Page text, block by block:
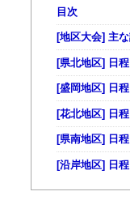
目次
[地区大会] 主
[県北地区] 日
[盛岡地区] 日
[花北地区] 日
[県南地区] 日
[沿岸地区] 日